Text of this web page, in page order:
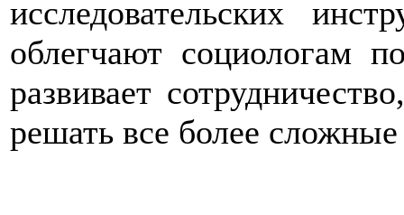
исследовательских
облегчают социологам
развивает
решать все более сложные